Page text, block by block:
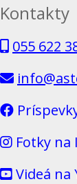
Kontakty
055 622
Fotky
Videá na